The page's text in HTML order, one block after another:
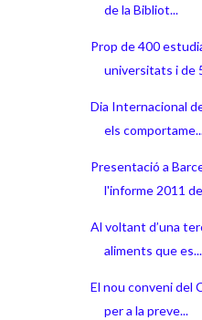
de la Bibliot...
Prop de 400
universitats i de
Dia Internacional
els
Presentació a
l'informe 2011
Al voltant d’una
aliments que es...
El nou conveni del
per a la preve...